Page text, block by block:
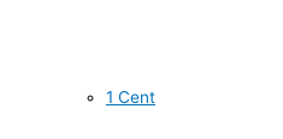
1 Cent